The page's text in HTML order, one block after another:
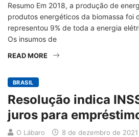
Resumo Em 2018, a produção de
produtos energéticos da biomassa foi
representou 9% de toda a energia
Os insumos de
READ MORE
BRASIL
Resolução indica
juros para
O Lábaro 8 de dezembro de 2021